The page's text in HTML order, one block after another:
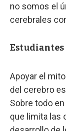
no somos el
cerebrales
Apoyar el
del cerebro
Sobre todo
que limita las